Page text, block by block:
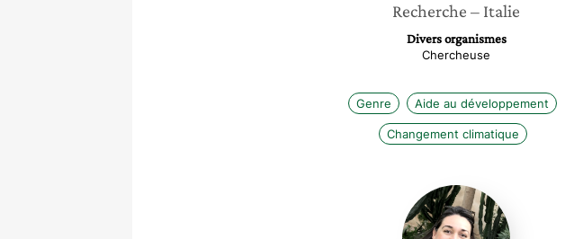
Recherche – Italie
Divers organismes
Chercheuse
Genre Aide au développement
Changement climatique
Margaux
Granat